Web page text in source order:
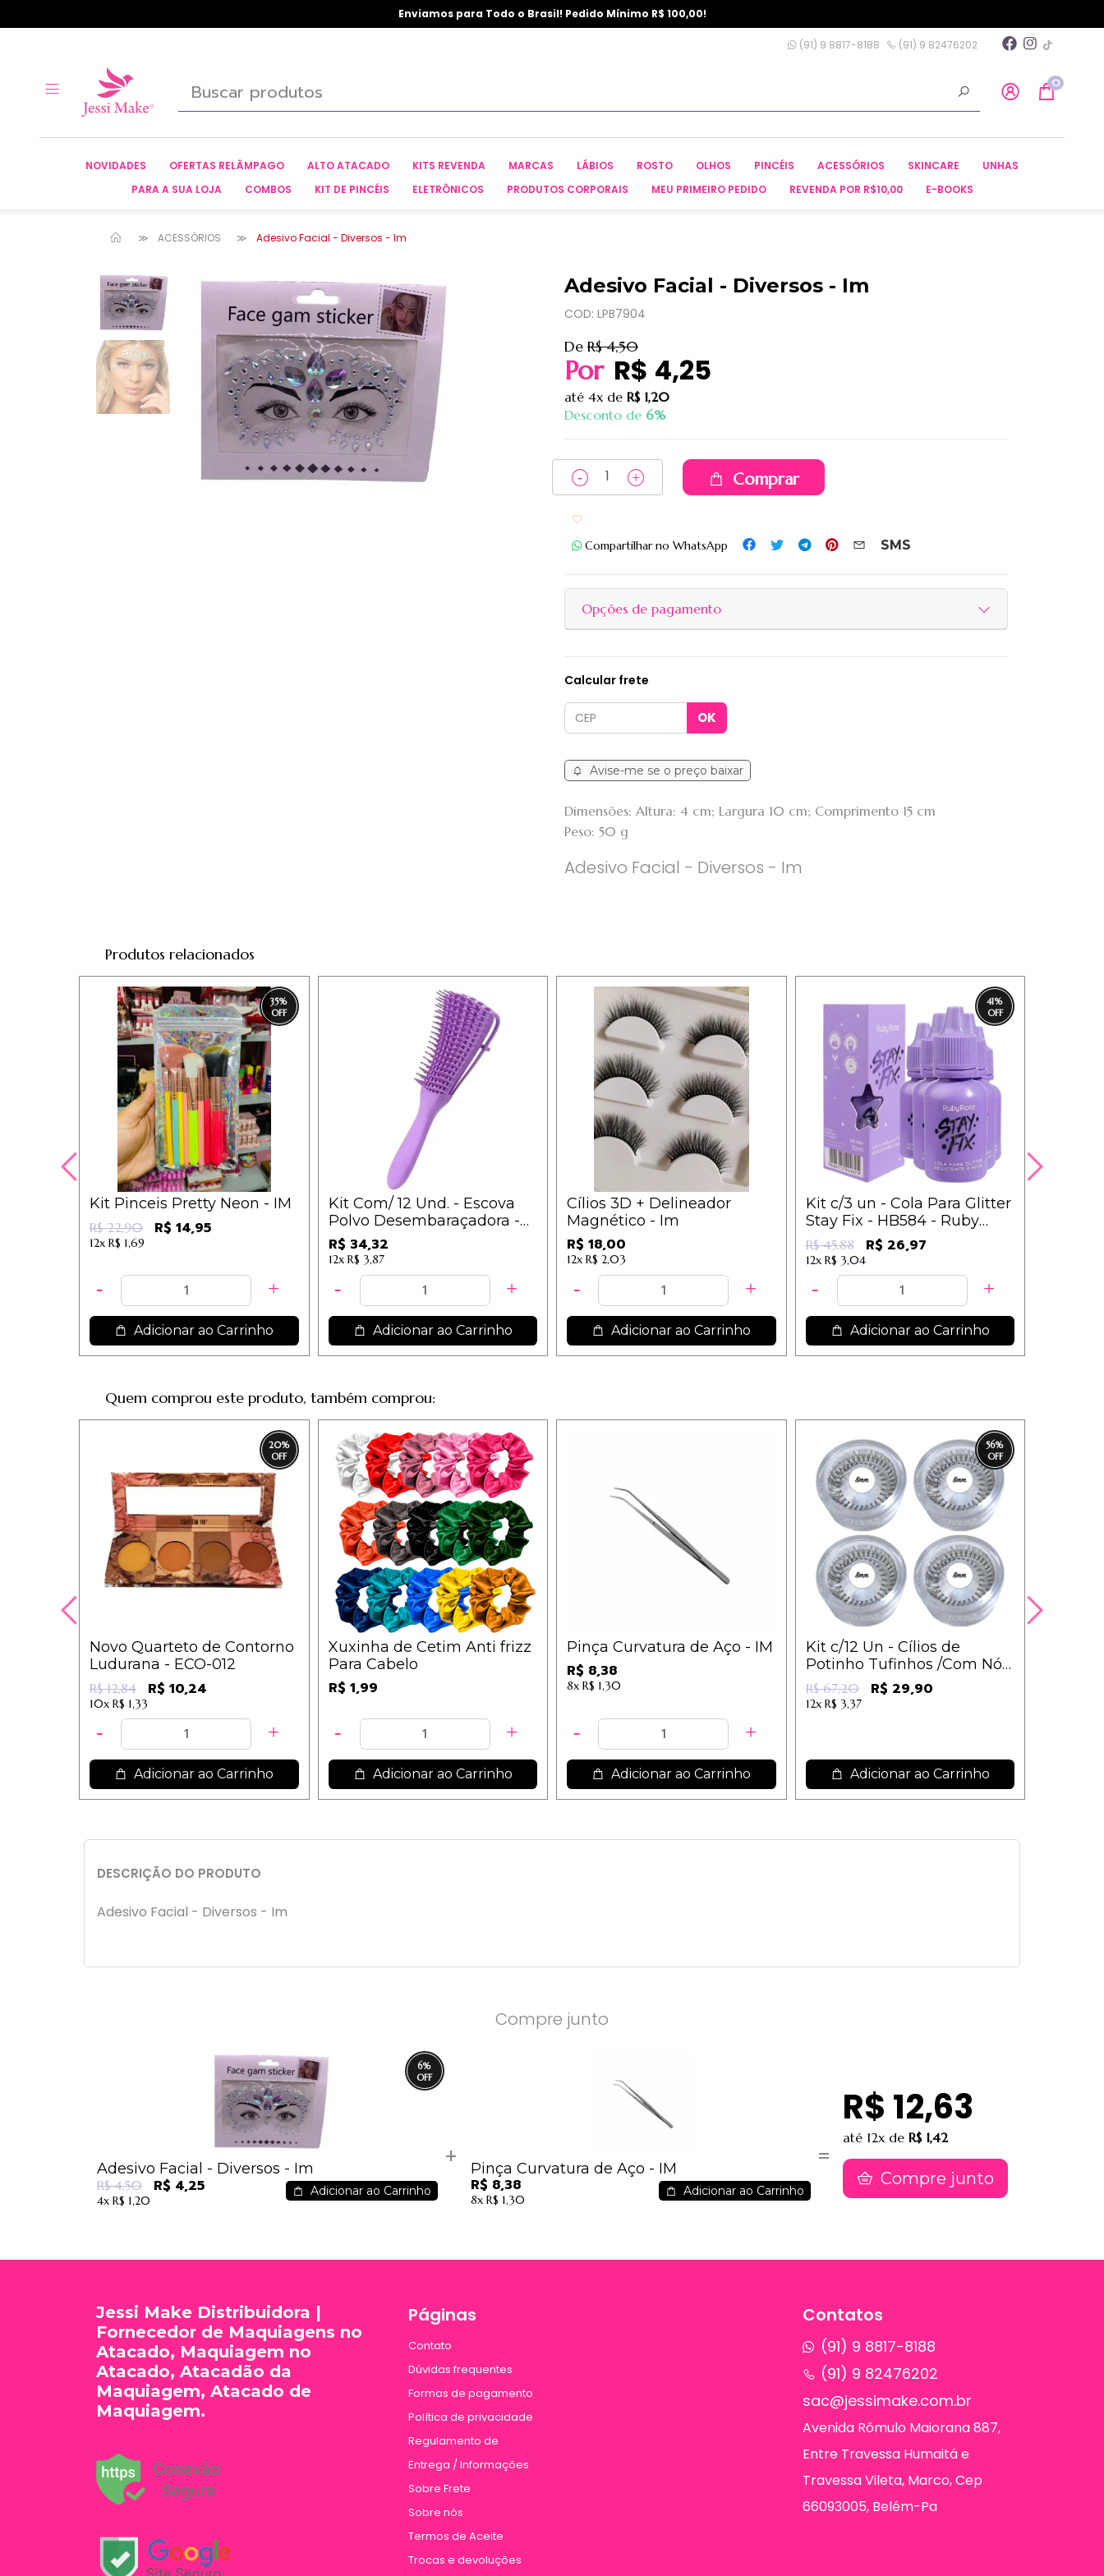
Enviamos para Todo o Brasil! Pedido Mínimo R$ 100,00!
(91) 9 8817-8188 (91) 9 82476202
0
NOVIDADES OFERTAS RELÂMPAGO ALTO ATACADO KITS REVENDA MARCAS LÁBIOS ROSTO OLHOS PINCÉIS ACESSÓRIOS SKINCARE
UNHAS
PARA A SUA LOJA
COMBOS KIT DE PINCÉIS ELETRÔNICOS PRODUTOS CORPORAIS MEU PRIMEIRO PEDIDO REVENDA POR R$10,00 E-BOOKS
ACESSÓRIOS Adesivo Facial - Diversos - Im
Adesivo Facial - Diversos - Im
COD: LPB7904
De R$ 4,50
Por R$ 4,25
até 4x de R$ 1,20
Desconto de 6%
Comprar
Compartilhar no WhatsApp
SMS
Opções de pagamento
Calcular frete
Avise-me se o preço baixar
Dimensões: Altura: 4 cm; Largura 10 cm; Comprimento 15 cm
Peso: 50 g
Adesivo Facial - Diversos - Im
Produtos relacionados
35%
Kit Pinceis Pretty Neon - IM
R$ 22,90 R$ 14,95
12x R$ 1,69
Adicionar ao Carrinho
Kit Com/ 12 Und. - Escova
Polvo Desembaraçadora -
IM
R$ 34,32
12x R$ 3,87
Adicionar ao Carrinho
Cílios 3D + Delineador
Magnético - Im
R$ 18,00
12x R$ 2,03
Adicionar ao Carrinho
41%
Kit c/3 un - Cola Para Glitter
Stay Fix - HB584 - Ruby
Rose
R$ 45,88 R$ 26,97
12x R$ 3,04
Adicionar ao Carrinho
Quem comprou este produto, também comprou:
20%
Novo Quarteto de Contorno
Ludurana - ECO-012
R$ 12,84 R$ 10,24
10x R$ 1,33
Adicionar ao Carrinho
Xuxinha de Cetim Anti frizz
Para Cabelo
R$ 1,99
Adicionar ao Carrinho
Pinça Curvatura de Aço - IM
R$ 8,38
8x R$ 1,30
Adicionar ao Carrinho
56%
Kit c/12 Un - Cílios de
Potinho Tufinhos /Com Nó -
IM
R$ 67,20 R$ 29,90
12x R$ 3,37
Adicionar ao Carrinho
DESCRIÇÃO DO PRODUTO
Adesivo Facial - Diversos - Im
Compre junto
6%
Adesivo Facial - Diversos - Im
R$ 4,50 R$ 4,25
4x R$ 1,20
Adicionar ao Carrinho
Pinça Curvatura de Aço - IM
R$ 8,38
8x R$ 1,30
Adicionar ao Carrinho
R$ 12,63
até 12x de R$ 1,42
Compre junto
Contatos
(91) 9 8817-8188
(91) 9 82476202
sac@jessimake.com.br
Avenida Rômulo Maiorana 887,
Entre Travessa Humaitá e
Travessa Vileta, Marco, Cep
66093005, Belém-Pa
Páginas
Contato
Dúvidas frequentes
Formas de pagamento
Política de privacidade
Regulamento de
Entrega / Informações
Sobre Frete
Sobre nós
Termos de Aceite
Trocas e devoluções
Jessi Make Distribuidora |
Fornecedor de Maquiagens no
Atacado, Maquiagem no
Atacado, Atacadão da
Maquiagem, Atacado de
Maquiagem.